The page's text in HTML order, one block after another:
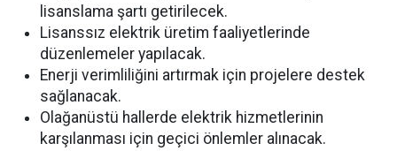
lisanslama şartı getirilecek.
Lisanssız elektrik üretim faaliyetlerinde
düzenlemeler yapılacak.
Enerji verimliliğini artırmak için projelere destek
sağlanacak.
Olağanüstü hallerde elektrik hizmetlerinin
karşılanması için geçici önlemler alınacak.